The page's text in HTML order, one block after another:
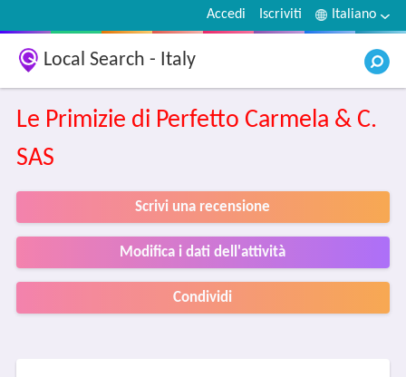
Italiano
Iscriviti
Accedi
Local Search - Italy
Le Primizie di Perfetto Carmela & C.
SAS
Scrivi una recensione
Modifica i dati dell'attività
Condividi